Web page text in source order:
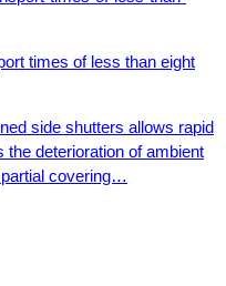
times of less than eight
side shutters allows rapid
the deterioration of ambient
covering…